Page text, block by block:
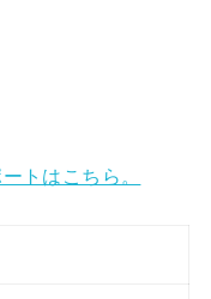
トはこちら。